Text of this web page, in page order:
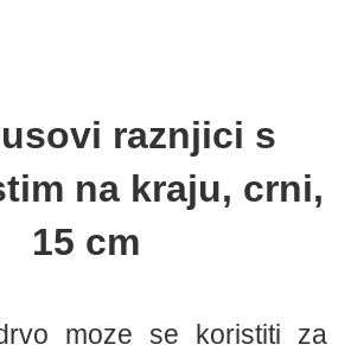
raznjici s
na kraju, crni,
15 cm
moze se koristiti za